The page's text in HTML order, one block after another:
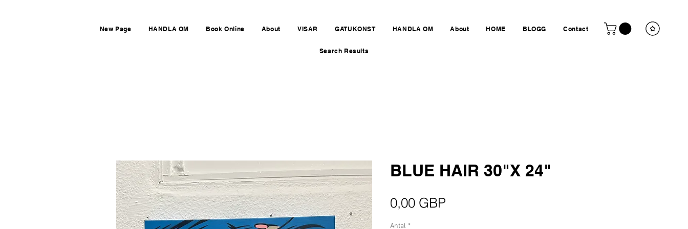
New Page HANDLA OM Book Online About VISAR GATUKONST HANDLA OM About HOME BLOGG Contact
Search Results
BLUE HAIR 30"X 24"
0,00 GBP
Antal *